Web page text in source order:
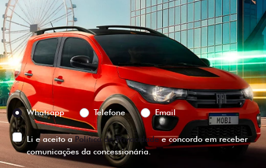
Versão escolhida
Preferência de contato:
Whatsapp
Telefone Email
Li e aceito aPolítica de Privacidadee concordo em receber
comunicações da concessionária.